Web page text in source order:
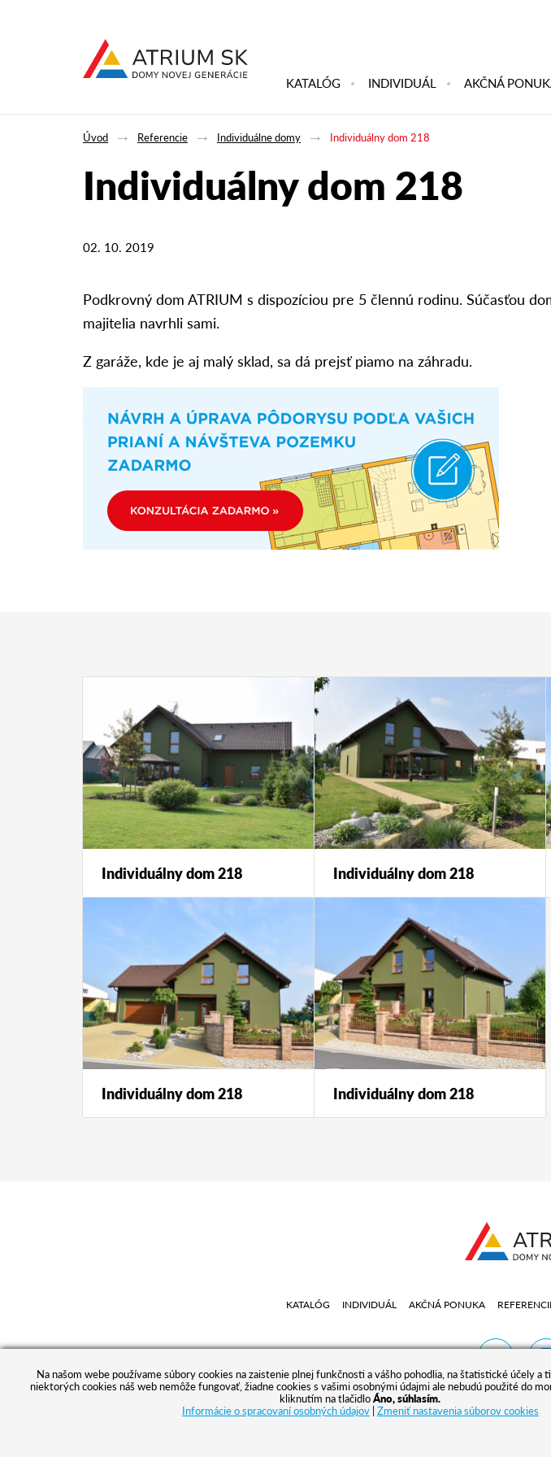
KATALÓG INDIVIDUÁL AKČNÁ
Úvod Referencie Individuálne domy Individuálny dom 218
Individuálny dom 218
02. 10. 2019
Podkrovný dom ATRIUM s dispozíciou pre 5 člennú rodinu. Súčasťou
majitelia navrhli sami.
Z garáže, kde je aj malý sklad, sa dá prejsť piamo na záhradu.
Individuálny dom 218 Individuálny dom 218
Individuálny dom 218 Individuálny dom 218
KATALÓG INDIVIDUÁL AKČNÁ PONUKA
Na našom webe používame súbory cookies na zaistenie plnej funkčnosti a vášho pohodlia, na štatistické účely a
niektorých cookies náš web nemôže fungovať, žiadne cookies s vašimi osobnými údajmi ale nebudú použité do
kliknutím na tlačidloÁno, súhlasím.
Informácie o spracovaní osobných údajov| Zmeniť nastavenia súborov cookies